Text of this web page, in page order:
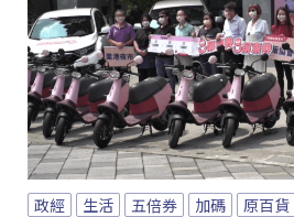
政經 生活 五倍券 加碼 原百貨